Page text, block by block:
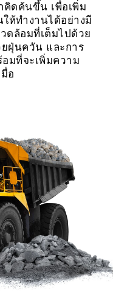
คิดค้นขึ้น เพื่อเพิ่ม
ห้ทำงานได้อย่างมี
ดล้อมที่เต็มไปด้วย
ฝุ่นควัน และการ
มที่จะเพิ่มความ
อ